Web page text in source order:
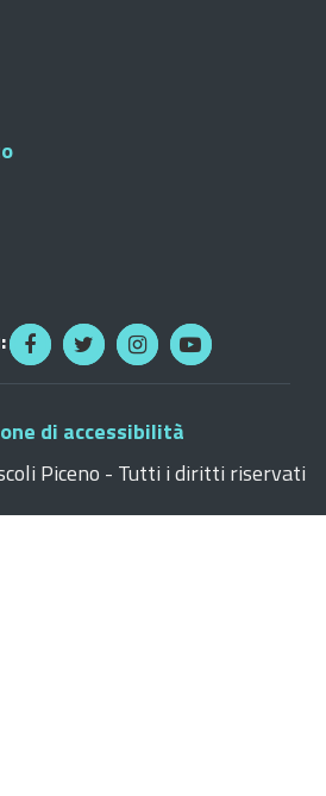
di accessibilità
Piceno - Tutti i diritti riservati